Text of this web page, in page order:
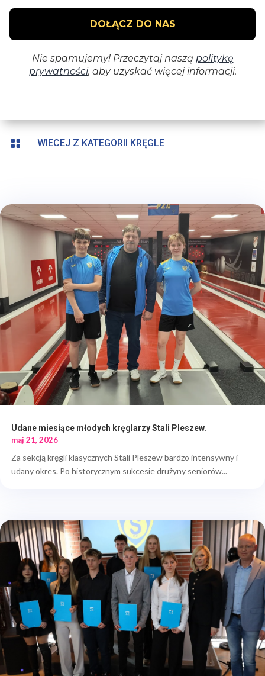
 WIECEJ Z KATEGORII KRĘGLE
Udane miesiące młodych kręglarzy Stali Pleszew.
maj 21, 2026
Za sekcją kręgli klasycznych Stali Pleszew bardzo intensywny i
udany okres. Po historycznym sukcesie drużyny seniorów...